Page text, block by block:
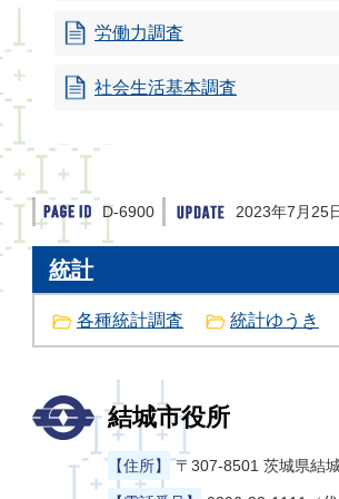
労働力調査
社会生活基本調査
D-6900 2023年7月25
統計
各種統計調査 統計ゆうき
結城市役所
【住所】 〒307-8501 茨城県結